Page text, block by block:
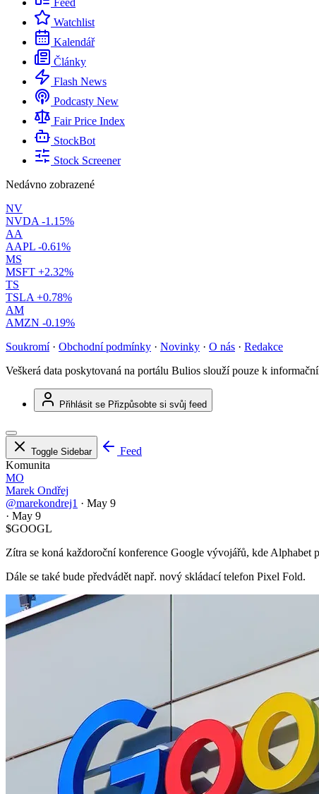
Feed
Watchlist
Kalendář
Články
Flash News
Podcasty New
Fair Price Index
StockBot
Stock Screener
Nedávno zobrazené
NV
NVDA -1.15%
AA
AAPL -0.61%
MS
MSFT +2.32%
TS
TSLA +0.78%
AM
AMZN -0.19%
Soukromí · Obchodní podmínky · Novinky · O nás · Redakce
Veškerá data poskytovaná na portálu Bulios slouží pouze k
Přihlásit se Přizpůsobte si svůj feed
Toggle Sidebar
Feed
Komunita
MO
Marek Ondřej
@marekondrej1 · May 9
· May 9
$GOOGL
Zítra se koná každoroční konference Google vývojářů, kde
Dále se také bude předvádět např. nový skládací telefon Pixel Fold.